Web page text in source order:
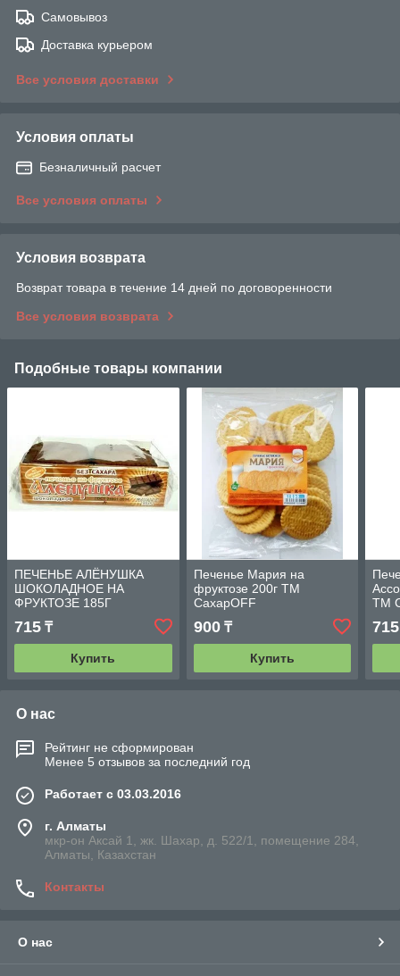
Самовывоз
Доставка курьером
Все условия доставки
Условия оплаты
Безналичный расчет
Все условия оплаты
Условия возврата
Возврат товара в течение 14 дней по договоренности
Все условия возврата
Подобные товары компании
ПЕЧЕНЬЕ АЛЁНУШКА
ШОКОЛАДНОЕ НА
ФРУКТОЗЕ 185Г
715 ₸
Купить
Печенье Мария на
фруктозе 200г ТМ
СахарOFF
900₸
Купить
ТМ
715
О нас
Рейтинг не сформирован
Менее 5 отзывов за последний год
Работает с 03.03.2016
г. Алматы
мкр-он Аксай 1, жк. Шахар, д. 522/1, помещение 284,
Алматы, Казахстан
Контакты
О нас